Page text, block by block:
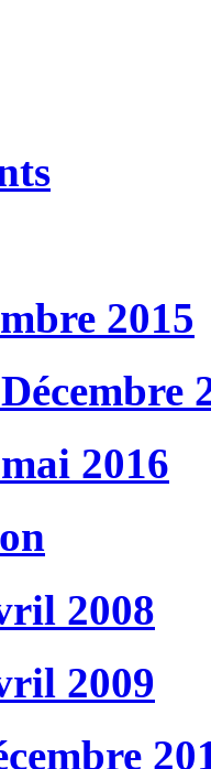
2015
2016
2008
2009